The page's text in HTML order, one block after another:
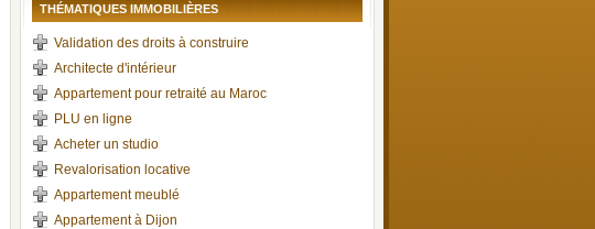
THÉMATIQUES IMMOBILIÈRES
Validation des droits à construire
Architecte d'intérieur
Appartement pour retraité au Maroc
PLU en ligne
Acheter un studio
Revalorisation locative
Appartement meublé
Appartement à Dijon